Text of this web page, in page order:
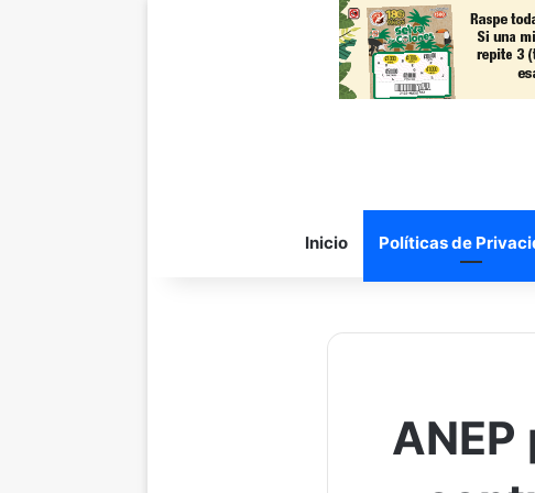
Inicio Políticas de